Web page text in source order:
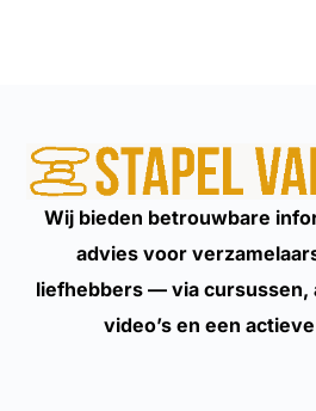
Wij bieden betrouwbare
advies voor
liefhebbers — via cursussen,
video’s en een